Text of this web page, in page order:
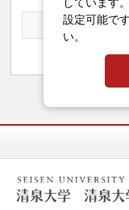
前の記事
数理・データサイエ
プログラム
設定可能で
い。